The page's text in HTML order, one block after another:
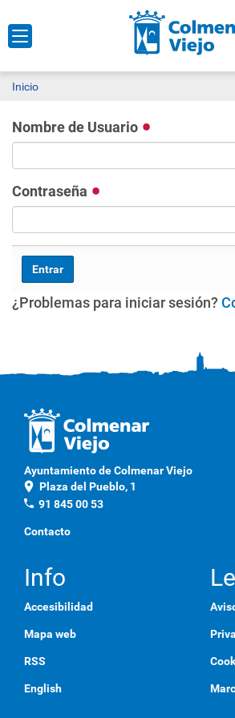
Inicio
Nombre de Usuario
Contraseña
¿Problemas para iniciar sesión?
Ayuntamiento de Colmenar Viejo
location_on Plaza del Pueblo, 1
phone 91 845 00 53
Contacto
Info
Accesibilidad
Mapa web
RSS
English